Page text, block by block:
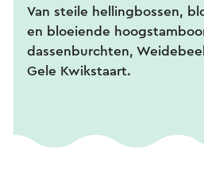
Van steile hellingbossen,
en bloeiende
dassenburchten,
Gele Kwikstaart.